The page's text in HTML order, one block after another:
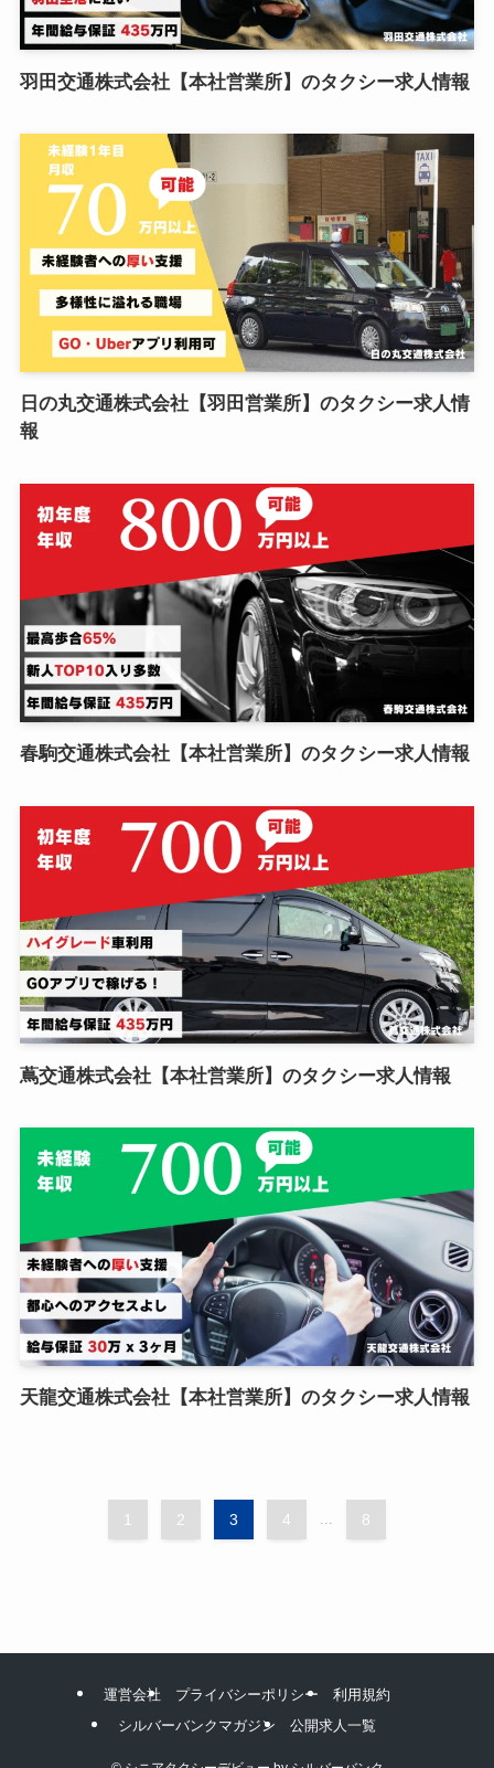
羽田交通株式会社【本社営業所】のタクシー求人情報
日の丸交通株式会社【羽田営業所】のタクシー求人情
報
春駒交通株式会社【本社営業所】のタクシー求人情報
蔦交通株式会社【本社営業所】のタクシー求人情報
天龍交通株式会社【本社営業所】のタクシー求人情報
1 2 3 4 8
運営会社 プライバシーポリシー
利用規約
シルバーバンクマガジン
公開求人一覧